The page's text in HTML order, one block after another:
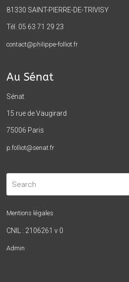
81330 SAINT-PIERRE-DE-TRIVISY
Tél. 05 63 71 29 23
contact@philippe-folliot.fr
Au Sénat
Sénat
15 rue de Vaugirard
75006 Paris
p.folliot@senat.fr
Mentions légales
CNIL : 2106261 v 0
Admin